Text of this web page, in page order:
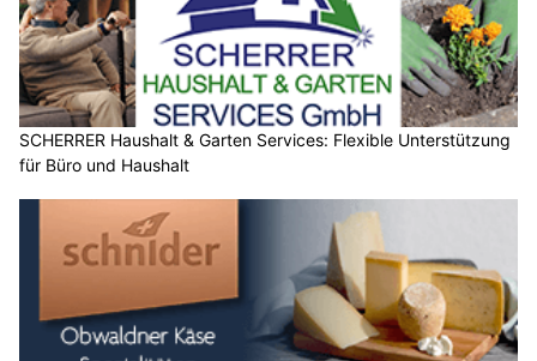
SCHERRER Haushalt & Garten Services: Flexible Unterstützung
für Büro und Haushalt